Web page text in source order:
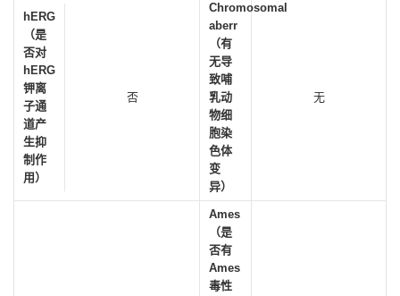
hERG
（是
否对
hERG
钾离
子通
道产
生抑
制作
用）
否
Chromosomal
aberr
（有
无导
致哺
乳动
物细
胞染
色体
变
异）
无
Ames
（是
否有
Ames
毒性